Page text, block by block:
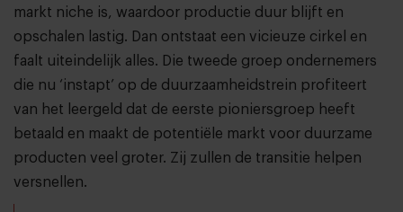
markt niche is, waardoor productie duur blijft en
opschalen lastig. Dan ontstaat een vicieuze cirkel en
faalt uiteindelijk alles. Die tweede groep ondernemers
die nu ‘instapt’ op de duurzaamheidstrein profiteert
van het leergeld dat de eerste pioniersgroep heeft
betaald en maakt de potentiële markt voor duurzame
producten veel groter. Zij zullen de transitie helpen
versnellen.